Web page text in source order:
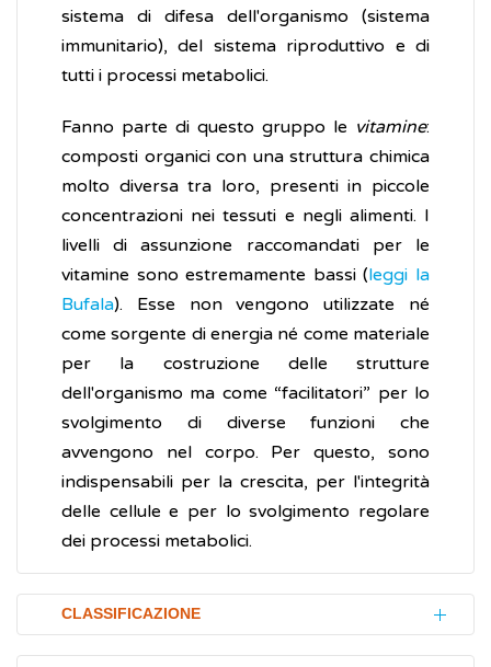
sistema di difesa dell'organismo (sistema
immunitario), del sistema riproduttivo e di
tutti i processi metabolici.
Fanno parte di questo gruppo le vitamine:
composti organici con una struttura chimica
molto diversa tra loro, presenti in piccole
concentrazioni nei tessuti e negli alimenti. I
livelli di assunzione raccomandati per le
vitamine sono estremamente bassi (leggi la
Bufala). Esse non vengono utilizzate né
come sorgente di energia né come materiale
per la costruzione delle strutture
dell'organismo ma come “facilitatori” per lo
svolgimento di diverse funzioni che
avvengono nel corpo. Per questo, sono
indispensabili per la crescita, per l'integrità
delle cellule e per lo svolgimento regolare
dei processi metabolici.
CLASSIFICAZIONE